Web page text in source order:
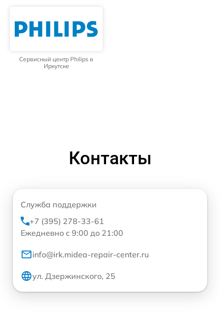
Сервисный центр Philips в
Иркутске
Контакты
Служба поддержки
+7 (395) 278-33-61
Ежедневно с 9:00 до 21:00
info@irk.midea-repair-center.ru
ул. Дзержинского, 25